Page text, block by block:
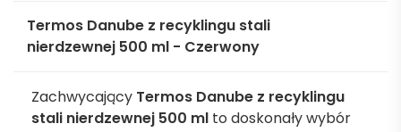
Termos Danube z recyklingu stali
nierdzewnej 500 ml - Czerwony
Zachwycający Termos Danube z recyklingu
stali nierdzewnej 500 ml to doskonały wybór